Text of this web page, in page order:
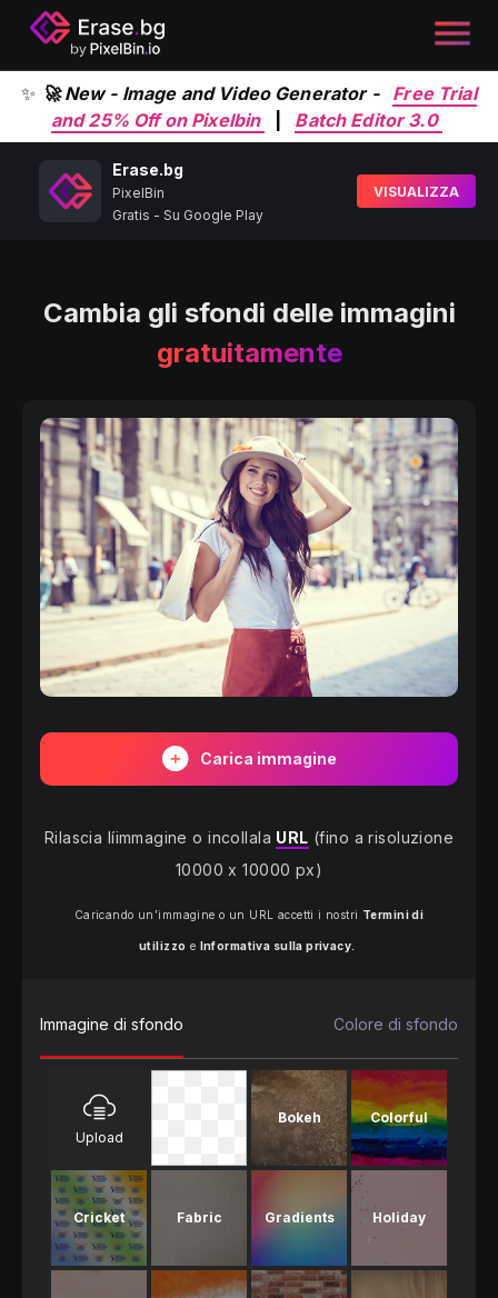
✨ 🚀 New - Image and Video Generator - Free Trial
and 25% Off on Pixelbin
Batch Editor 3.0
Erase.bg
PixelBin
Gratis - Su Google Play
VISUALIZZA
Cambia gli sfondi delle immagini
gratuitamente
Carica immagine
Rilascia líimmagine o incollala URL (fino a risoluzione
10000 x 10000 px)
Caricando un’immagine o un URL accetti i nostri Termini di
utilizzo e Informativa sulla privacy.
Immagine di sfondo Colore di sfondo
Upload
Bokeh Colorful
Cricket Fabric Gradients Holiday